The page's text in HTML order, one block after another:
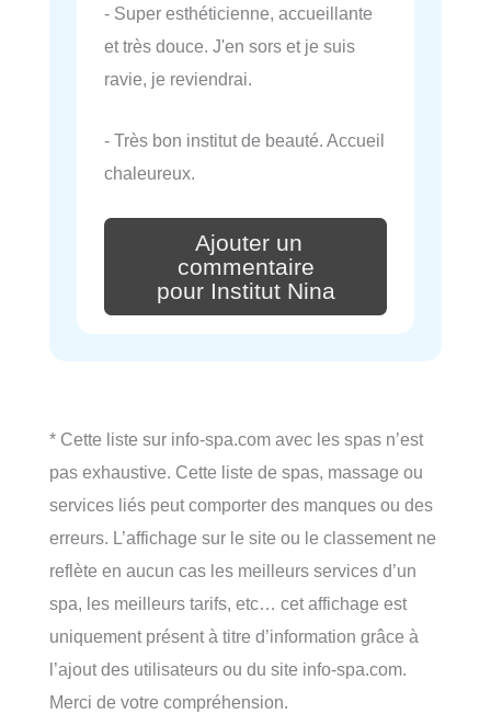
- Super esthéticienne, accueillante
et très douce. J'en sors et je suis
ravie, je reviendrai.
- Très bon institut de beauté. Accueil
chaleureux.
Ajouter un
commentaire
pour Institut Nina
* Cette liste sur info-spa.com avec les spas n’est
pas exhaustive. Cette liste de spas, massage ou
services liés peut comporter des manques ou des
erreurs. L’affichage sur le site ou le classement ne
reflète en aucun cas les meilleurs services d’un
spa, les meilleurs tarifs, etc… cet affichage est
uniquement présent à titre d’information grâce à
l’ajout des utilisateurs ou du site info-spa.com.
Merci de votre compréhension.